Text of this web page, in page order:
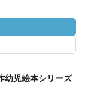
幼児絵本シリーズ